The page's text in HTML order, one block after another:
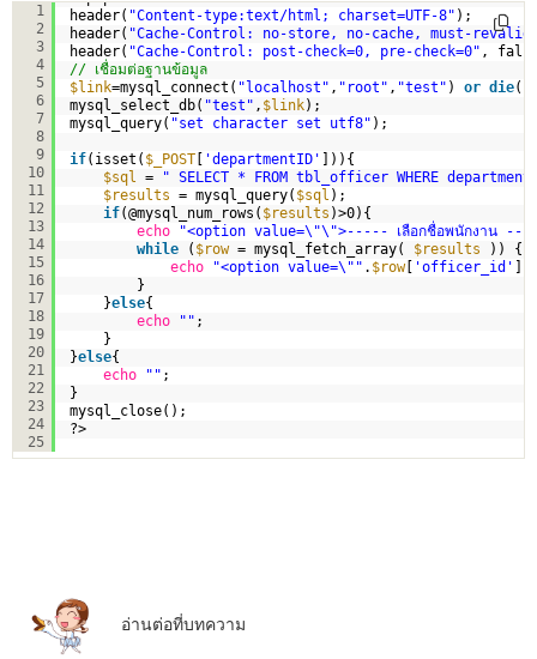
1
2
3
4
5
6
7
8
9
10
11
12
13
14
15
16
17
18
19
20
21
22
23
24
25
header( "Content-type:text/html; charset=UTF-8"
header( "Cache-Control: no-store, no-cache, must-
header( "Cache-Control: post-check=0, pre-check=0" ,
// เชื่อมต่อฐานข้อมูล
$link=mysql_connect( "localhost" , "root" , "test" ) or die(
mysql_select_db( "test" , $link);
mysql_query( "set character set utf8" );
if(isset( $_POST [ 'departmentID' ])){
$sql
=
" SELECT * FROM tbl_officer WHERE
$results = mysql_query( $sql );
if(@mysql_num_rows( $results )>0){
echo
"<option value=\"\">----- เลือกชื่อพนักงาน
while
( $row = mysql_fetch_array( $results
)) {
echo
"<option value=\"" . $row[ 'officer_id' ].
}
}else{
echo
"" ;
}
}else{
echo
"" ;
}
mysql_close();
?>
อ่านต่อที่บทความ